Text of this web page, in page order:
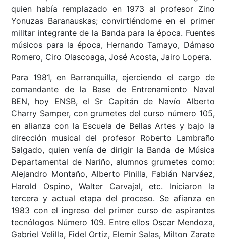
quien había remplazado en 1973 al profesor Zino
Yonuzas Baranauskas; convirtiéndome en el primer
militar integrante de la Banda para la época. Fuentes
músicos para la época, Hernando Tamayo, Dámaso
Romero, Ciro Olascoaga, José Acosta, Jairo Lopera.
Para 1981, en Barranquilla, ejerciendo el cargo de
comandante de la Base de Entrenamiento Naval
BEN, hoy ENSB, el Sr Capitán de Navío Alberto
Charry Samper, con grumetes del curso número 105,
en alianza con la Escuela de Bellas Artes y bajo la
dirección musical del profesor Roberto Lambraño
Salgado, quien venía de dirigir la Banda de Música
Departamental de Nariño, alumnos grumetes como:
Alejandro Montaño, Alberto Pinilla, Fabián Narváez,
Harold Ospino, Walter Carvajal, etc. Iniciaron la
tercera y actual etapa del proceso. Se afianza en
1983 con el ingreso del primer curso de aspirantes
tecnólogos Número 109. Entre ellos Oscar Mendoza,
Gabriel Velilla, Fidel Ortiz, Elemir Salas, Milton Zarate